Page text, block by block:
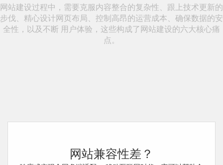
网站建设过程中，需要克服内容整合的复杂性、跟上技术更新的
步伐、精心设计网页布局、控制高昂的运营成本、确保数据的安
全性，以及不断 用户体验，这些构成了网站建设的六大核心痛
点。
网站兼容性差？